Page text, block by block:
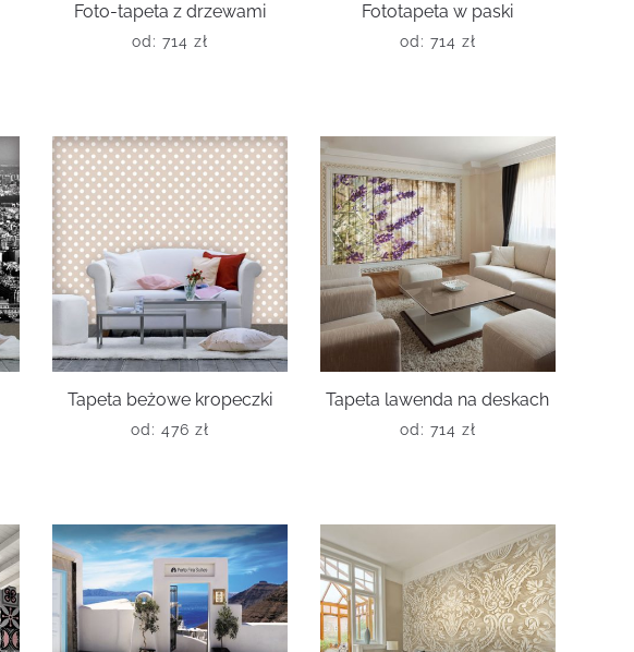
Foto-tapeta z drzewami
od: 714 zł
Fototapeta w paski
od: 714 zł
Tapeta beżowe kropeczki
od: 476 zł
Tapeta lawenda na deskach
od: 714 zł